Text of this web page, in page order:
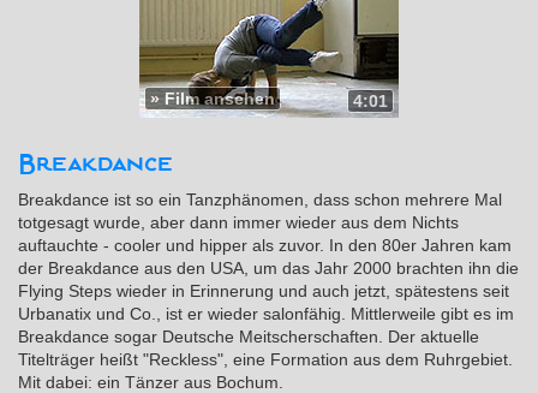
4:01
»Film ansehen
Breakdance
Breakdance ist so ein Tanzphänomen, dass schon mehrere Mal
totgesagt wurde, aber dann immer wieder aus dem Nichts
auftauchte - cooler und hipper als zuvor. In den 80er Jahren kam
der Breakdance aus den USA, um das Jahr 2000 brachten ihn die
Flying Steps wieder in Erinnerung und auch jetzt, spätestens seit
Urbanatix und Co., ist er wieder salonfähig. Mittlerweile gibt es im
Breakdance sogar Deutsche Meitscherschaften. Der aktuelle
Titelträger heißt "Reckless", eine Formation aus dem Ruhrgebiet.
Mit dabei: ein Tänzer aus Bochum.